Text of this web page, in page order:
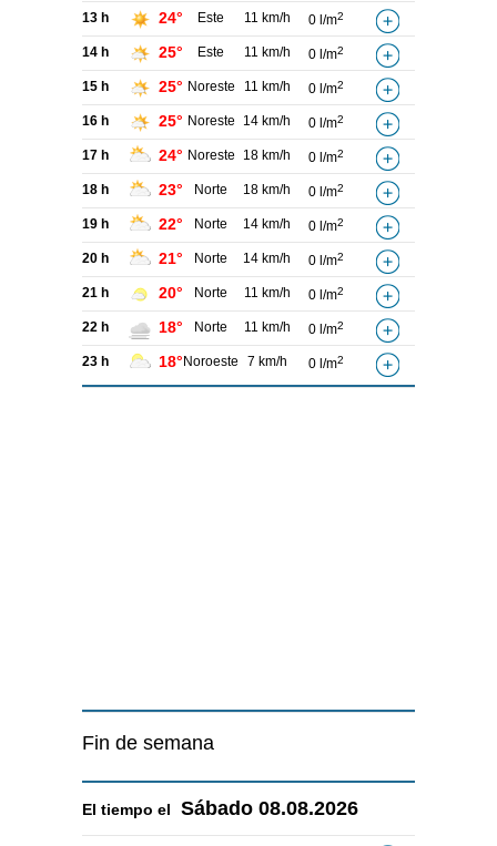
13 h 24° Este 11 km/h 0 l/m2
14 h 25° Este 11 km/h 0 l/m2
15 h 25° Noreste 11 km/h 0 l/m2
16 h 25° Noreste 14 km/h 0 l/m2
17 h 24° Noreste 18 km/h 0 l/m2
18 h 23° Norte 18 km/h 0 l/m2
19 h 22° Norte 14 km/h 0 l/m2
20 h 21° Norte 14 km/h 0 l/m2
21 h 20° Norte 11 km/h 0 l/m2
22 h 18° Norte 11 km/h 0 l/m2
23 h 18° Noroeste 7 km/h 0 l/m2
Fin de semana
El tiempo el Sábado 08.08.2026